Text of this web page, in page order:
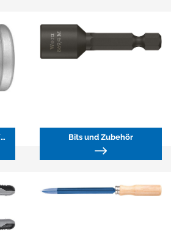
Betätigungswerkzeuge 3/8" Bits und Zubehör